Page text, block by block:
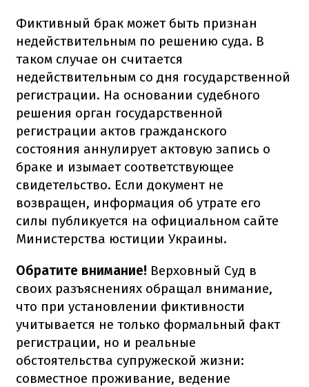
Фиктивный брак может быть признан
недействительным по решению суда. В
таком случае он считается
недействительным со дня государственной
регистрации. На основании судебного
решения орган государственной
регистрации актов гражданского
состояния аннулирует актовую запись о
браке и изымает соответствующее
свидетельство. Если документ не
возвращен, информация об утрате его
силы публикуется на официальном сайте
Министерства юстиции Украины.
Обратите внимание! Верховный Суд в
своих разъяснениях обращал внимание,
что при установлении фиктивности
учитывается не только формальный факт
регистрации, но и реальные
обстоятельства супружеской жизни:
совместное проживание, ведение